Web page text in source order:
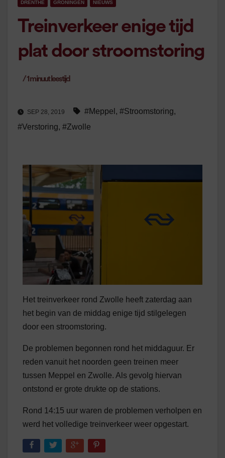
DRENTHE GRONINGEN NIEUWS
Treinverkeer enige tijd
plat door stroomstoring
/1 minuut leestijd
SEP 28, 2019 #Meppel , #Stroomstoring,
#Verstoring, #Zwolle
Het treinverkeer rond Zwolle heeft zaterdag aan
het begin van de middag enige tijd stilgelegen
door een stroomstoring.
De problemen begonnen rond het middaguur. Er
reden vanuit het noorden geen treinen meer
tussen Meppel en Zwolle. Als gevolg hiervan
ontstond er grote drukte op de stations.
Rond 14:15 uur waren de problemen verholpen en
werd het volledige treinverkeer weer opgestart.